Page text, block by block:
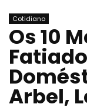
Cotidiano
Os 10
Arbel,